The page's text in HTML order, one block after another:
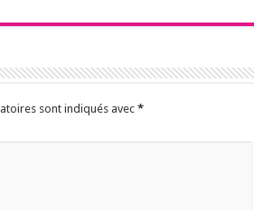
sont indiqués avec *